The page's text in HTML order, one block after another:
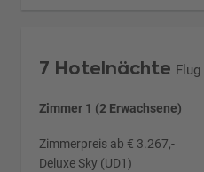
7 Hotelnächte Flug
Zimmer 1 (2 Erwachsene)
Zimmerpreis ab € 3.267,-
Deluxe Sky (UD1)